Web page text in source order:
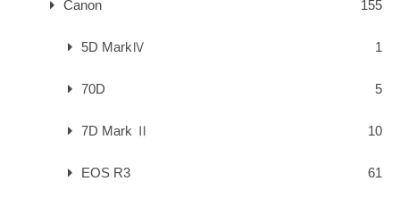
Canon 155
5D MarkⅣ 1
70D 5
7D Mark Ⅱ 10
EOS R3 61